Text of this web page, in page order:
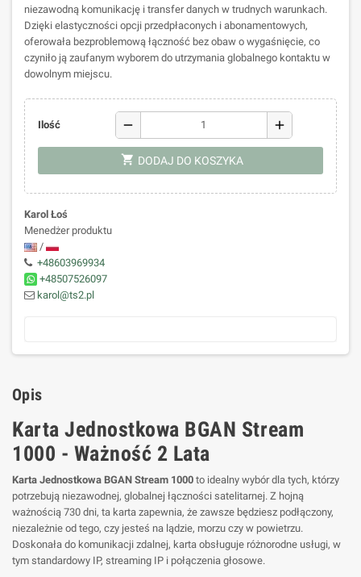
niezawodną komunikację i transfer danych w trudnych warunkach.
Dzięki elastyczności opcji przedpłaconych i abonamentowych,
oferowała bezproblemową łączność bez obaw o wygaśnięcie, co
czyniło ją zaufanym wyborem do utrzymania globalnego kontaktu w
dowolnym miejscu.
Ilość remove add
shopping_cart DODAJ DO KOSZYKA
Karol Łoś
Menedżer produktu
/
+48603969934
+48507526097
karol@ts2.pl
Opis
Karta Jednostkowa BGAN Stream
1000 - Ważność 2 Lata
Karta Jednostkowa BGAN Stream 1000 to idealny wybór dla tych, którzy
potrzebują niezawodnej, globalnej łączności satelitarnej. Z hojną
ważnością 730 dni, ta karta zapewnia, że zawsze będziesz podłączony,
niezależnie od tego, czy jesteś na lądzie, morzu czy w powietrzu.
Doskonała do komunikacji zdalnej, karta obsługuje różnorodne usługi, w
tym standardowy IP, streaming IP i połączenia głosowe.